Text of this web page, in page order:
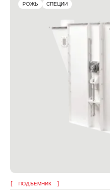
РОЖЬ
СПЕЦИИ
ПОДЪЕМНИК